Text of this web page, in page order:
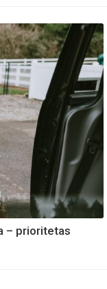
– prioritetas